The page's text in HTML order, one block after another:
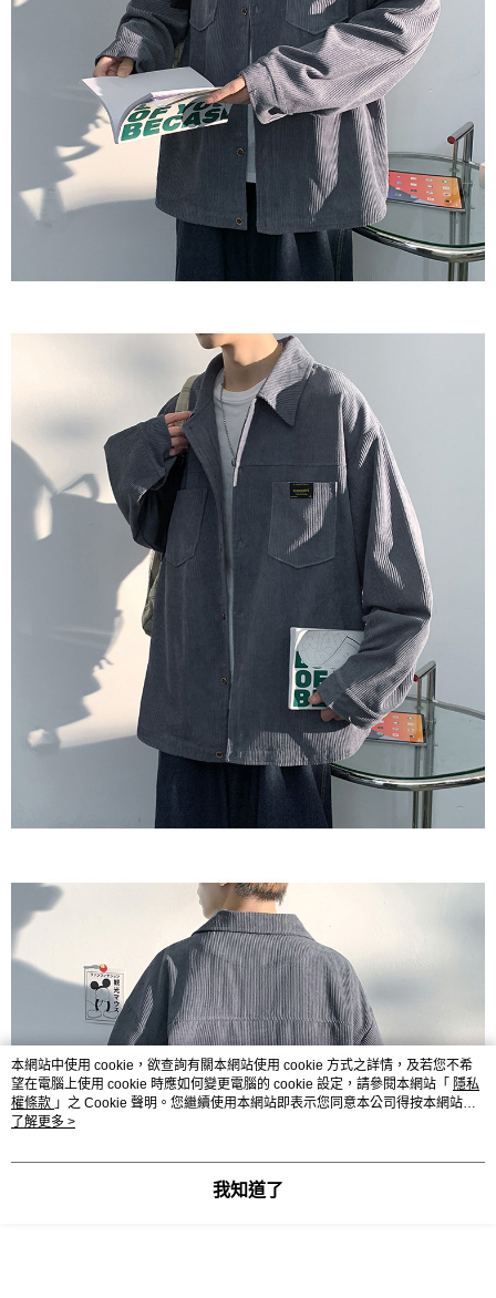
本網站中使用 cookie，欲查詢有關本網站使用 cookie 方式之詳情，及若您不希
望在電腦上使用 cookie 時應如何變更電腦的 cookie 設定，請參閱本網站「 隱私
權條款 」之 Cookie 聲明。您繼續使用本網站即表示您同意本公司得按本網站使
用條款之 Cookie 聲明使用 cookie。
了解更多 >
我知道了